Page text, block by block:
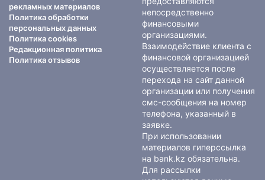
рекламных материалов
Политика обработки
персональных данных
Политика cookies
Редакционная политика
Политика отзывов
непосредственно
финансовыми
организациями.
Взаимодействие клиента с
финансовой организацией
осуществляется после
перехода на сайт данной
организации или получения
смс-сообщения на номер
телефона, указанный в
заявке.
При использовании
материалов гиперссылка
на bank.kz обязательна.
Для рассылки